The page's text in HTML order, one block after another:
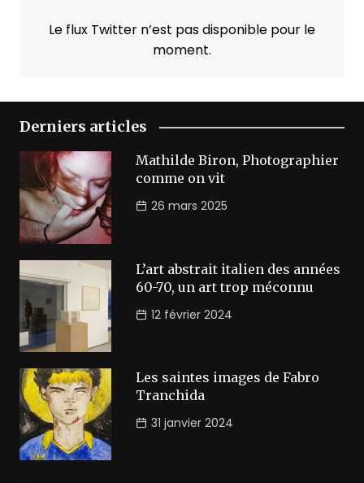
Le flux Twitter n’est pas disponible pour le
moment.
Derniers articles
Mathilde Biron, Photographier
comme on vit
26 mars 2025
L’art abstrait italien des années
60-70, un art trop méconnu
12 février 2024
Les saintes images de Fabro
Tranchida
31 janvier 2024